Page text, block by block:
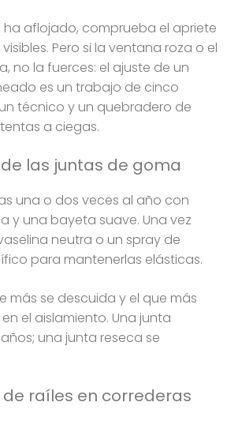
ha aflojado, comprueba el apriete
Pero si la ventana roza o el
no la fuerces: el ajuste de un
es un trabajo de cinco
técnico y un quebradero de
a ciegas.
las juntas de goma
una o dos veces al año con
y una bayeta suave. Una vez
neutra o un spray de
para mantenerlas elásticas.
más se descuida y el que más
el aislamiento. Una junta
una junta reseca se
de raíles en correderas